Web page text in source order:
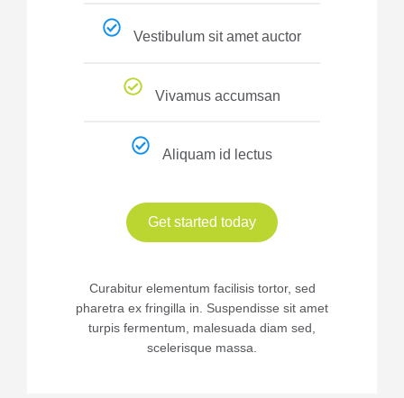
Vestibulum sit amet auctor
Vivamus accumsan
Aliquam id lectus
Get started today
Curabitur elementum facilisis tortor, sed
pharetra ex fringilla in. Suspendisse sit amet
turpis fermentum, malesuada diam sed,
scelerisque massa.